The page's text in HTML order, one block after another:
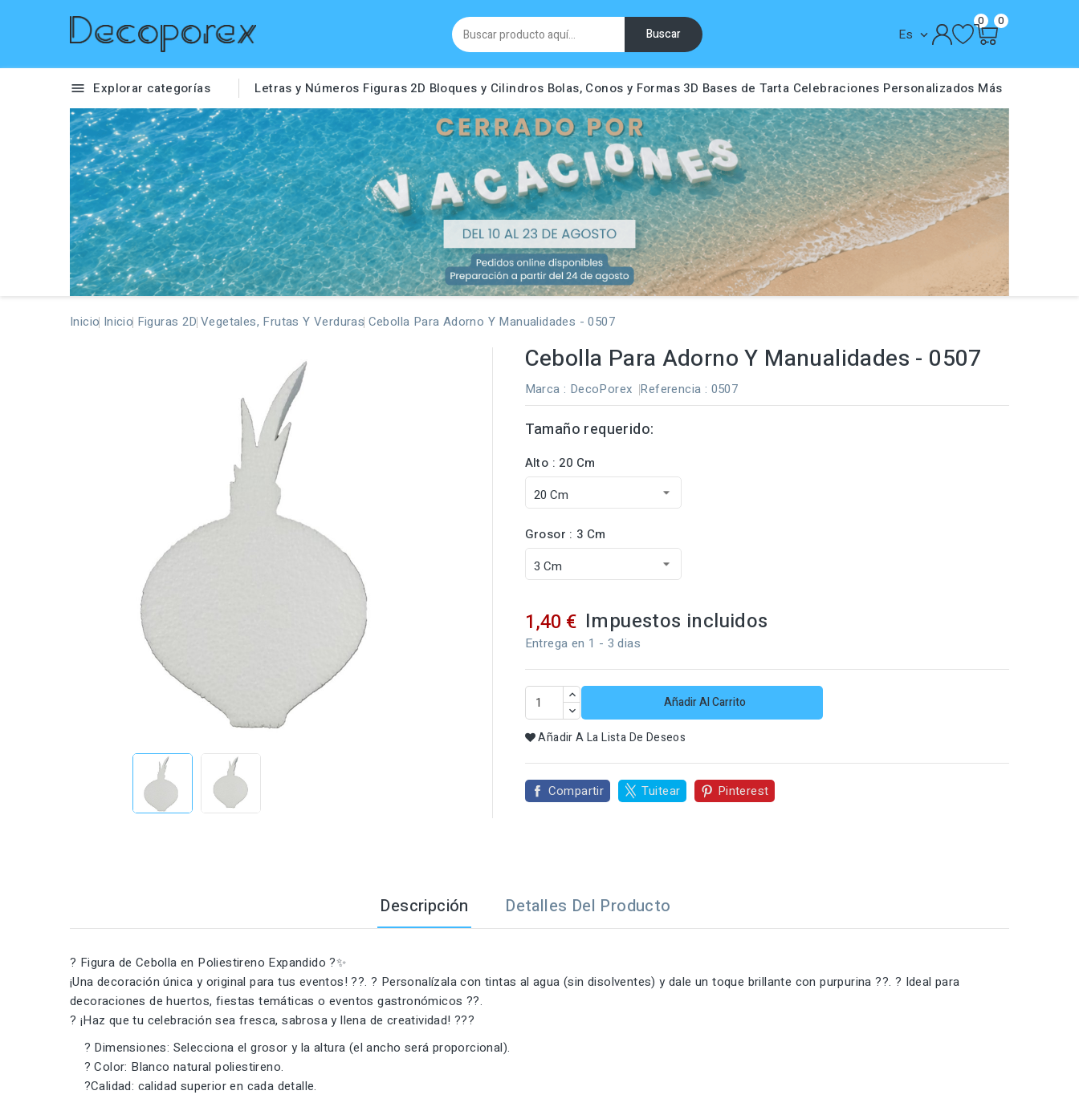
Buscar Es 
0 0
 Explorar categorías Letras y Números Figuras 2D Bloques y Cilindros Bolas, Conos y Formas 3D Bases de Tarta Celebraciones Personalizados Más
Inicio Inicio Figuras 2D Vegetales, Frutas Y Verduras Cebolla Para Adorno Y Manualidades - 0507
Cebolla Para Adorno Y Manualidades - 0507
Marca : DecoPorex Referencia : 0507
Tamaño requerido:
Alto : 20 Cm
Grosor : 3 Cm
1,40 € Impuestos incluidos
Entrega en 1 - 3 dias
Añadir Al Carrito
Añadir A La Lista De Deseos
Compartir Tuitear Pinterest
Descripción Detalles Del Producto
? Figura de Cebolla en Poliestireno Expandido ?✨
¡Una decoración única y original para tus eventos! ??. ? Personalízala con tintas al agua (sin disolventes) y dale un toque brillante con purpurina ??. ? Ideal para
decoraciones de huertos, fiestas temáticas o eventos gastronómicos ??️.
? ¡Haz que tu celebración sea fresca, sabrosa y llena de creatividad! ?‍??
? Dimensiones: Selecciona el grosor y la altura (el ancho será proporcional).
? Color: Blanco natural poliestireno.
?Calidad: calidad superior en cada detalle.